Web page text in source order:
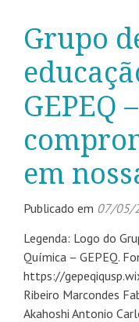
Grupo
GEPEQ
em
Publicado em 07/05/
Legenda: Logo do
Química – GEPEQ.
https://
Ribeiro Marcondes
Akahoshi Antonio